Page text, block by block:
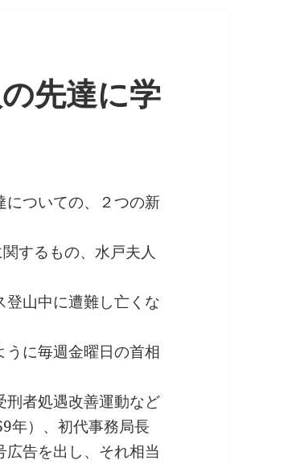
先達に学
についての、２つの新
するもの、水戸夫人
山中に遭難し亡くな
に毎週金曜日の首相
刑者処遇改善運動など
年）、初代事務局長
告を出し、それ相当